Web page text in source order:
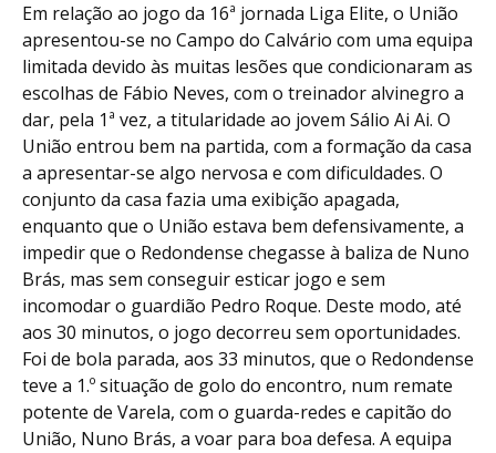
Em relação ao jogo da 16ª jornada Liga Elite, o União
apresentou-se no Campo do Calvário com uma equipa
limitada devido às muitas lesões que condicionaram as
escolhas de Fábio Neves, com o treinador alvinegro a
dar, pela 1ª vez, a titularidade ao jovem Sálio Ai Ai. O
União entrou bem na partida, com a formação da casa
a apresentar-se algo nervosa e com dificuldades. O
conjunto da casa fazia uma exibição apagada,
enquanto que o União estava bem defensivamente, a
impedir que o Redondense chegasse à baliza de Nuno
Brás, mas sem conseguir esticar jogo e sem
incomodar o guardião Pedro Roque. Deste modo, até
aos 30 minutos, o jogo decorreu sem oportunidades.
Foi de bola parada, aos 33 minutos, que o Redondense
teve a 1.º situação de golo do encontro, num remate
potente de Varela, com o guarda-redes e capitão do
União, Nuno Brás, a voar para boa defesa. A equipa